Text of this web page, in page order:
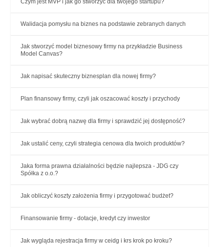
Czym jest MVP i jak go stworzyć dla twojego startupu?
Walidacja pomysłu na biznes na podstawie zebranych danych
Jak stworzyć model biznesowy firmy na przykładzie Business
Model Canvas?
Jak napisać skuteczny biznesplan dla nowej firmy?
Plan finansowy firmy, czyli jak oszacować koszty i przychody
Jak wybrać dobrą nazwę dla firmy i sprawdzić jej dostępność?
Jak ustalić ceny, czyli strategia cenowa dla twoich produktów?
Jaka forma prawna działalności będzie najlepsza - JDG czy
Spółka z o.o.?
Jak obliczyć koszty założenia firmy i przygotować budżet?
Finansowanie firmy - dotacje, kredyt czy inwestor
Jak wygląda rejestracja firmy w ceidg i krs krok po kroku?